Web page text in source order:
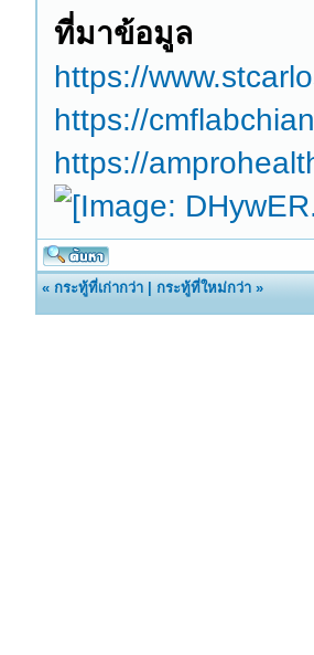
ที่มาข้อมูล
https://
https://
https://
«กระทู้ที่เก่ากว่า |กระทู้ที่ใหม่กว่า »